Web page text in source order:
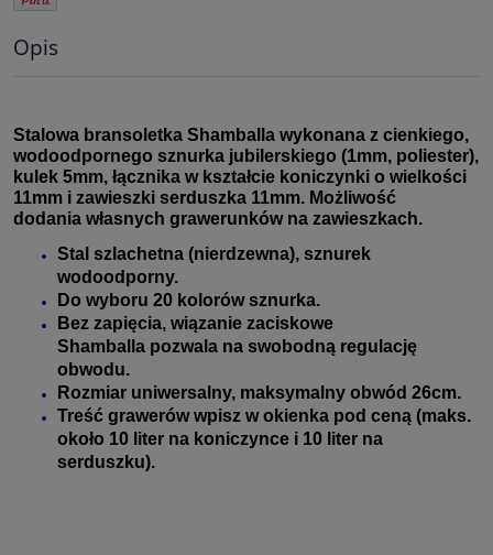
Opis
Stalowa bransoletka Shamballa wykonana z cienkiego,
wodoodpornego sznurka jubilerskiego (1mm, poliester),
kulek 5mm, łącznika w kształcie koniczynki o wielkości
11mm i zawieszki serduszka 11mm. Możliwość
dodania własnych grawerunków na zawieszkach.
Stal szlachetna (nierdzewna), sznurek
wodoodporny.
Do wyboru 20 kolorów sznurka.
Bez zapięcia, wiązanie zaciskowe
Shamballa pozwala na swobodną regulację
obwodu.
Rozmiar uniwersalny, maksymalny obwód 26cm.
Treść grawerów wpisz w okienka pod ceną (maks.
około 10 liter na koniczynce i 10 liter na
serduszku).